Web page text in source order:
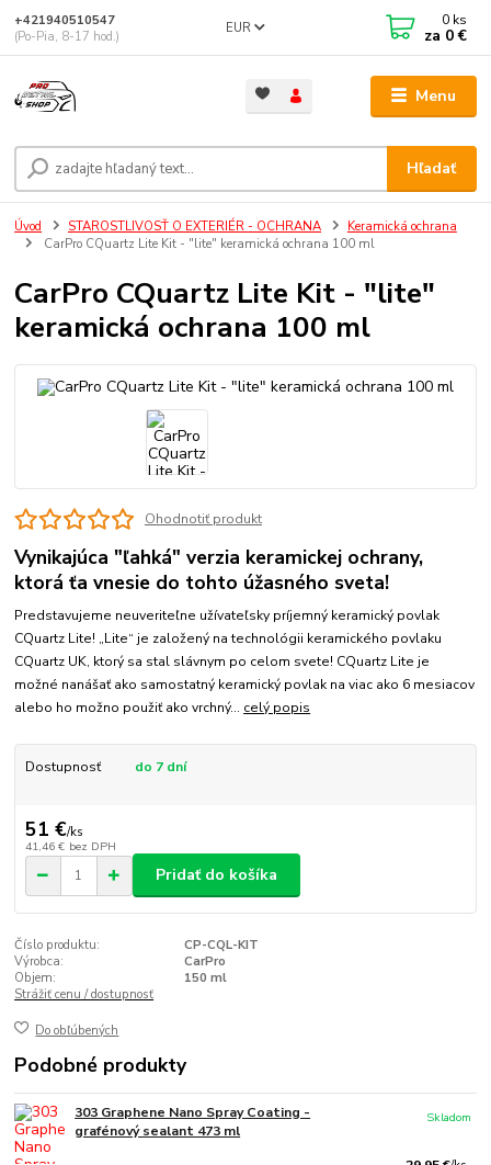
Menu
EUR
Hľadať
+421940510547
(Po-Pia, 8-17 hod.)
0 ks
za 0 €
Úvod STAROSTLIVOSŤ O EXTERIÉR - OCHRANA
Keramická ochrana
CarPro CQuartz Lite Kit - "lite" keramická ochrana 100 ml
CarPro CQuartz Lite Kit - "lite"
keramická ochrana 100 ml
Ohodnotiť produkt
Vynikajúca "ľahká" verzia keramickej ochrany,
ktorá ťa vnesie do tohto úžasného sveta!
Predstavujeme neuveriteľne užívateľsky príjemný keramický povlak
CQuartz Lite! „Lite“ je založený na technológii keramického povlaku
CQuartz UK, ktorý sa stal slávnym po celom svete! CQuartz Lite je
možné nanášať ako samostatný keramický povlak na viac ako 6 mesiacov
alebo ho možno použiť ako vrchný... celý popis
Dostupnosť do 7 dní
51 €/ks
41,46 € bez DPH
Pridať do košíka
Číslo produktu:
CP-CQL-KIT
Výrobca:
CarPro
Objem:
150 ml
Strážiť cenu / dostupnosť
Do obľúbených
Podobné produkty
303 Graphene Nano Spray Coating -
grafénový sealant 473 ml
Skladom